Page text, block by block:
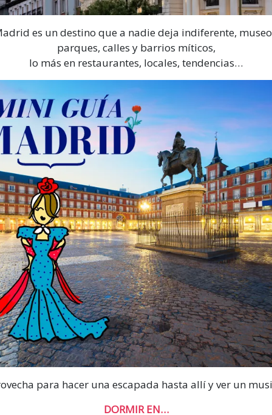
es un destino que a nadie deja indiferente,
parques, calles y barrios míticos,
lo más en restaurantes, locales, tendencias…
para hacer una escapada hasta allí y ver un
DORMIR EN…